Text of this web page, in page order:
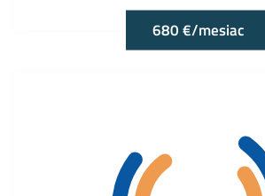
680 €/mesiac